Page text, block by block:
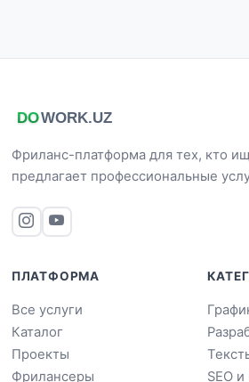
Фриланс-платформа для тех, кто
предлагает профессиональные
ПЛАТФОРМА
Все услуги
Каталог
Проекты
Фрилансеры
SEO